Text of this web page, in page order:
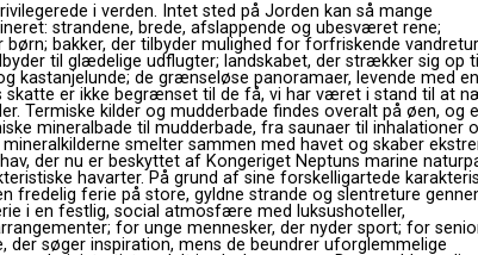
i verden. Intet sted på Jorden kan så mange
strandene, brede, afslappende og ubesværet rene;
bakker, der tilbyder mulighed for forfriskende
til glædelige udflugter; landskabet, der strækker sig op til
kastanjelunde; de ​​grænseløse panoramaer, levende med en
er ikke begrænset til de få, vi har været i stand til at
Termiske kilder og mudderbade findes overalt på øen, og
mineralbade til mudderbade, fra saunaer til inhalationer
smelter sammen med havet og skaber
der nu er beskyttet af Kongeriget Neptuns marine
havarter. På grund af sine forskelligartede
fredelig ferie på store, gyldne strande og slentreture
i en festlig, social atmosfære med luksushoteller,
for unge mennesker, der nyder sport; for
søger inspiration, mens de beundrer uforglemmelige